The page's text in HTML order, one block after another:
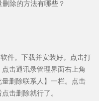
件。下载并安装好。点击打
击通讯录管理界面右上角
删除联系人】一栏。点击
击删除就行了。